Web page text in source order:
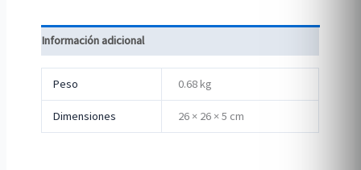
Información adicional
Peso 0.68 kg
Dimensiones 26 × 26 × 5 cm